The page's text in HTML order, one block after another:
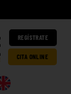
REGÍSTRATE
CITA ONLINE